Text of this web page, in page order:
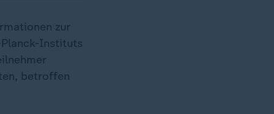
zur
Instituts
betroffen